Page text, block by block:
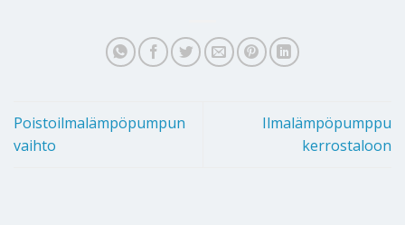
Poistoilmalämpöpumpun
vaihto
Ilmalämpöpumppu
kerrostaloon